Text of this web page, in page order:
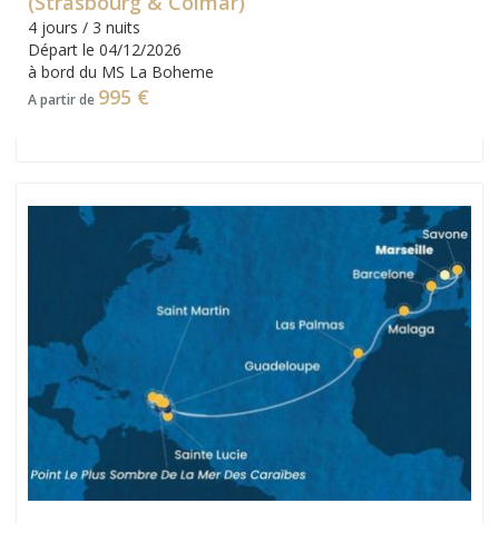
4 jours / 3 nuits
Départ le 04/12/2026
à bord du MS La Boheme
A partir de 995 €